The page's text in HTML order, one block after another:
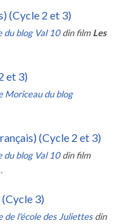
(Cycle 2 et 3)
du blog Val 10 din film Les
et 3)
Moriceau du blog
(Cycle 2 et 3)
du blog Val 10 din film
3)
de l'école des Juliettes din